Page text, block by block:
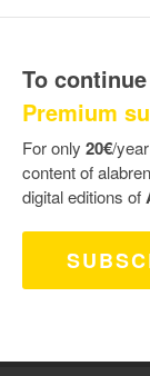
To
Premium
For only 20€/
content of
digital editions of